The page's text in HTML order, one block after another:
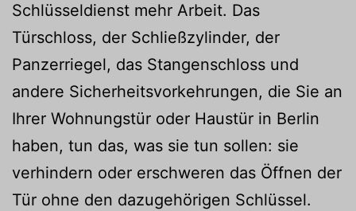
Schlüsseldienst mehr Arbeit. Das
Türschloss, der Schließzylinder, der
Panzerriegel, das Stangenschloss und
andere Sicherheitsvorkehrungen, die Sie an
Ihrer Wohnungstür oder Haustür in Berlin
haben, tun das, was sie tun sollen: sie
verhindern oder erschweren das Öffnen der
Tür ohne den dazugehörigen Schlüssel.